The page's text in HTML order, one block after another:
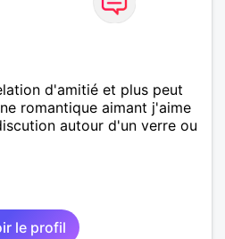
d'amitié et plus peut
romantique aimant j'aime
autour d'un verre ou
le profil